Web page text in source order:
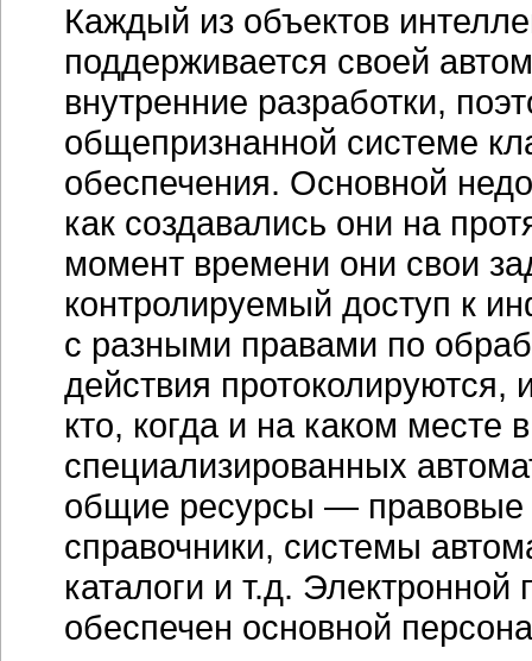
Каждый из объектов
поддерживается своей
внутренние разработки,
общепризнанной системе
обеспечения. Основной
как создавались они на
момент времени они свои
контролируемый доступ к
с разными правами по
действия
кто, когда и на каком
специализированных
общие ресурсы — правовые
справочники, системы
каталоги и т.д.
обеспечен основной